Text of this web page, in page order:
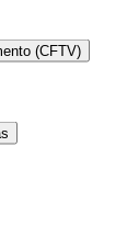
(CFTV)